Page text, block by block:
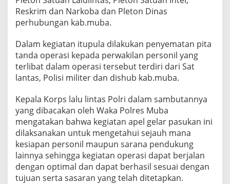
Reskrim dan Narkoba dan Pleton Dinas
perhubungan kab.muba.
Dalam kegiatan itupula dilakukan penyematan pita
tanda operasi kepada perwakilan personil yang
terlibat dalam operasi tersebut terdiri dari Sat
lantas, Polisi militer dan dishub kab.muba.
Kepala Korps lalu lintas Polri dalam sambutannya
yang dibacakan oleh Waka Polres Muba
mengatakan bahwa kegiatan apel gelar pasukan ini
dilaksanakan untuk mengetahui sejauh mana
kesiapan personil maupun sarana pendukung
lainnya sehingga kegiatan operasi dapat berjalan
dengan optimal dan dapat berhasil sesuai dengan
tujuan serta sasaran yang telah ditetapkan.